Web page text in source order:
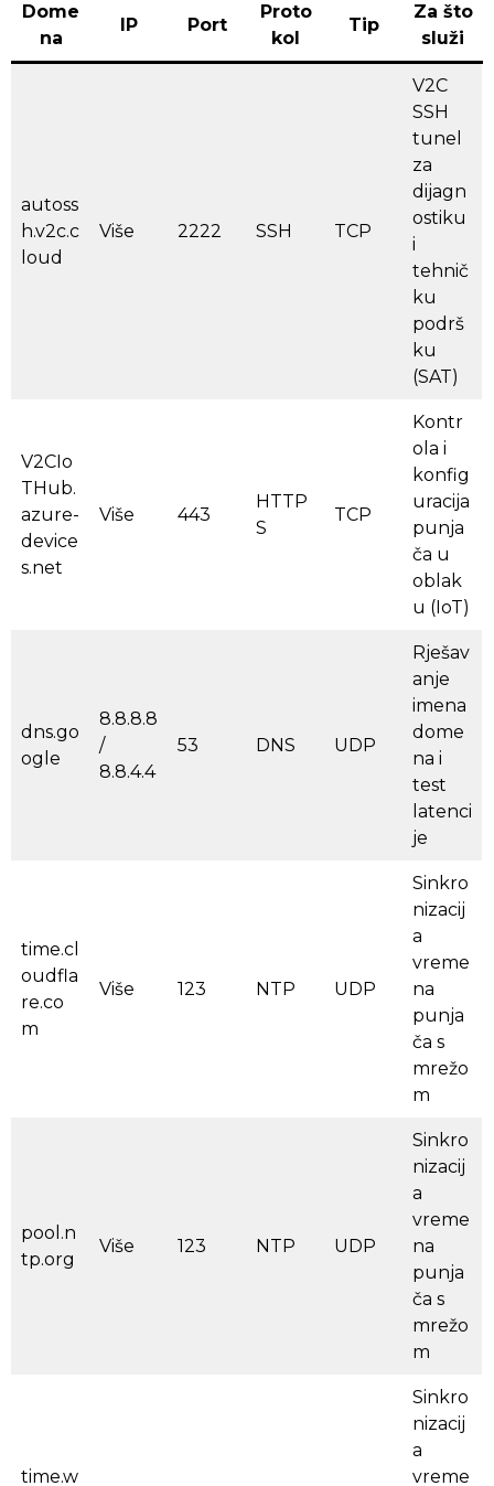
Dome
na
IP Port
Proto
kol
Tip
Za što
služi
autoss
h.v2c.c
loud
Više 2222 SSH TCP
V2C
SSH
tunel
za
dijagn
ostiku
i
tehnič
ku
podrš
ku
(SAT)
V2CIo
THub.
azure-
device
s.net
Više 443
HTTP
S
TCP
Kontr
ola i
konfig
uracija
punja
ča u
oblak
u (IoT)
dns.go
ogle
8.8.8.8
/
8.8.4.4
53 DNS UDP
Rješav
anje
imena
dome
na i
test
latenci
je
time.cl
oudfla
re.co
m
Više 123 NTP UDP
Sinkro
nizacij
a
vreme
na
punja
ča s
mrežo
m
pool.n
tp.org
Više 123 NTP UDP
Sinkro
nizacij
a
vreme
na
punja
ča s
mrežo
m
time.w
Sinkro
nizacij
a
vreme